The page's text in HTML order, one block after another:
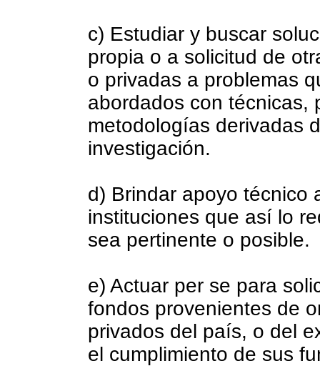
c) Estudiar y buscar
propia o a solicitud de
o privadas a problemas
abordados con técnicas,
metodologías derivadas
investigación.
d) Brindar apoyo técnico
instituciones que así lo
sea pertinente o posible.
e) Actuar per se para
fondos provenientes de
privados del país, o del
el cumplimiento de sus